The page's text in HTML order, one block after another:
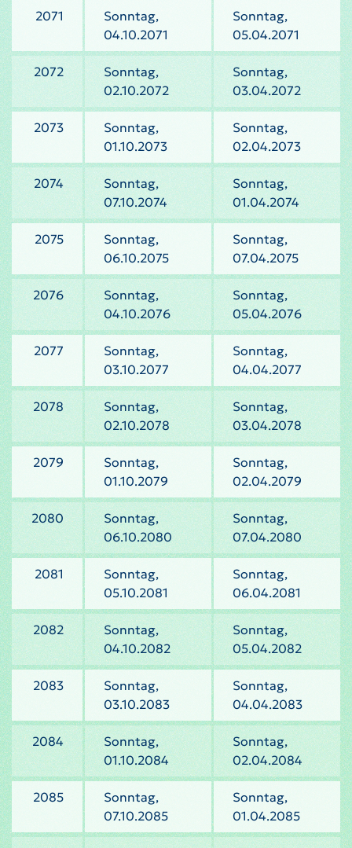
2071
Sonntag,
04.10.2071
Sonntag,
05.04.2071
2072
Sonntag,
02.10.2072
Sonntag,
03.04.2072
2073
Sonntag,
01.10.2073
Sonntag,
02.04.2073
2074
Sonntag,
07.10.2074
Sonntag,
01.04.2074
2075
Sonntag,
06.10.2075
Sonntag,
07.04.2075
2076
Sonntag,
04.10.2076
Sonntag,
05.04.2076
2077
Sonntag,
03.10.2077
Sonntag,
04.04.2077
2078
Sonntag,
02.10.2078
Sonntag,
03.04.2078
2079
Sonntag,
01.10.2079
Sonntag,
02.04.2079
2080
Sonntag,
06.10.2080
Sonntag,
07.04.2080
2081
Sonntag,
05.10.2081
Sonntag,
06.04.2081
2082
Sonntag,
04.10.2082
Sonntag,
05.04.2082
2083
Sonntag,
03.10.2083
Sonntag,
04.04.2083
2084
Sonntag,
01.10.2084
Sonntag,
02.04.2084
2085
Sonntag,
07.10.2085
Sonntag,
01.04.2085